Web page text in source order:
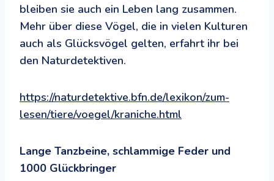
bleiben sie auch ein Leben lang zusammen.
Mehr über diese Vögel, die in vielen Kulturen
auch als Glücksvögel gelten, erfahrt ihr bei
den Naturdetektiven.
https://naturdetektive.bfn.de/lexikon/zum-
lesen/tiere/voegel/kraniche.html
Lange Tanzbeine, schlammige Feder und
1000 Glückbringer